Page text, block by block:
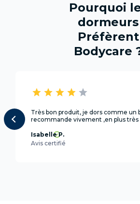
Pourquoi
dormeurs
Préfèrent
Bodycare
star star star star star
Très bon produit, je dors comme un
recommande vivement ,en plus très
Isabelle P.
Avis certifié